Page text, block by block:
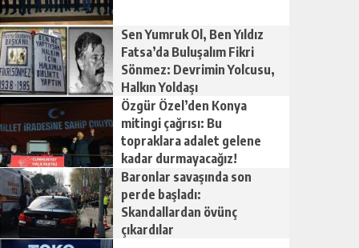
Sen Yumruk Ol, Ben Yıldız
Fatsa’da Buluşalım Fikri
Sönmez: Devrimin Yolcusu,
Halkın Yoldaşı
Özgür Özel’den Konya
mitingi çağrısı: Bu
topraklara adalet gelene
kadar durmayacağız!
Baronlar savaşında son
perde başladı:
Skandallardan övünç
çıkardılar